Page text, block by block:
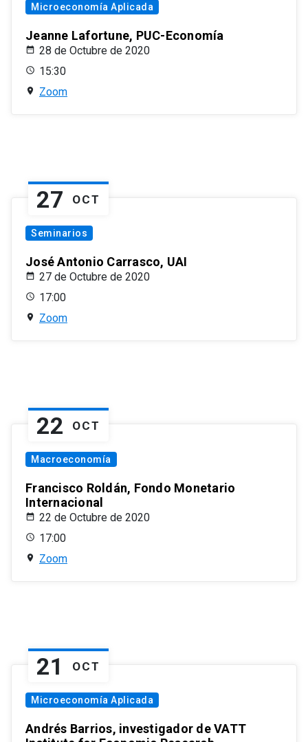
Microeconomía Aplicada
Jeanne Lafortune, PUC-Economía
28 de Octubre de 2020
15:30
Zoom
27 OCT
Seminarios
José Antonio Carrasco, UAI
27 de Octubre de 2020
17:00
Zoom
22 OCT
Macroeconomía
Francisco Roldán, Fondo Monetario
Internacional
22 de Octubre de 2020
17:00
Zoom
21 OCT
Microeconomía Aplicada
Andrés Barrios, investigador de VATT